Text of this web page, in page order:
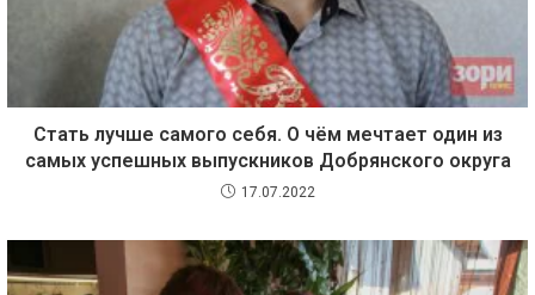
Стать лучше самого себя. О чём мечтает один из
самых успешных выпускников Добрянского округа
17.07.2022